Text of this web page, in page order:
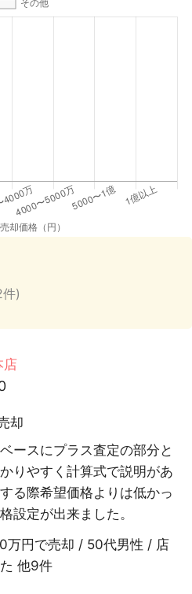
)
店
却
ースにプラス査定の部分と
りやすく計算式で説明があ
る際希望価格よりは低かっ
設定が出来ました。
万円で売却 / 50代男性 / 店
他9件